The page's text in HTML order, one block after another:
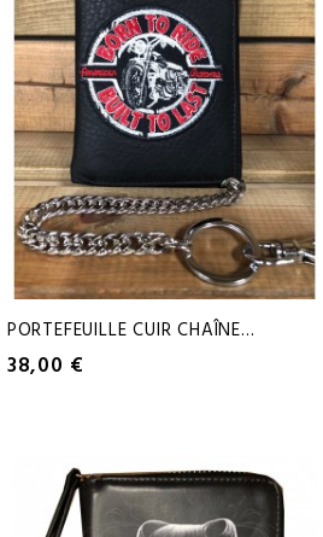
PORTEFEUILLE CUIR CHAÎNE...
38,00 €